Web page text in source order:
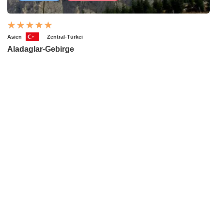
Asien Zentral-Türkei
Aladaglar-Gebirge